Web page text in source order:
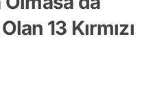
13 Kırmızı